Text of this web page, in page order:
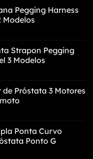
Pegging Harness
Modelos
Strapon Pegging
3 Modelos
Próstata 3 Motores
Ponta Curvo
Ponto G